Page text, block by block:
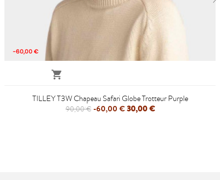
-60,00 €

TILLEY T3W Chapeau Safari Globe Trotteur Purple
90,00 € -60,00 €30,00 €